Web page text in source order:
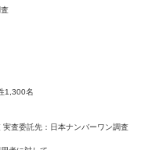
1,300名
査委託先：日本ナンバーワン調査